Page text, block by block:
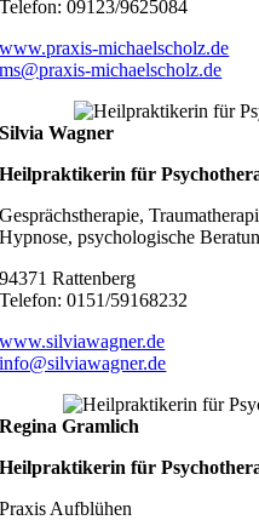
Telefon: 09123/9625084
www.praxis-michaelscholz.de
ms@praxis-michaelscholz.de
Silvia Wagner
Heilpraktikerin für
Gesprächstherapie,
Hypnose, psychologische
94371 Rattenberg
Telefon: 0151/59168232
www.silviawagner.de
info@silviawagner.de
Regina Gramlich
Heilpraktikerin für
Praxis Aufblühen